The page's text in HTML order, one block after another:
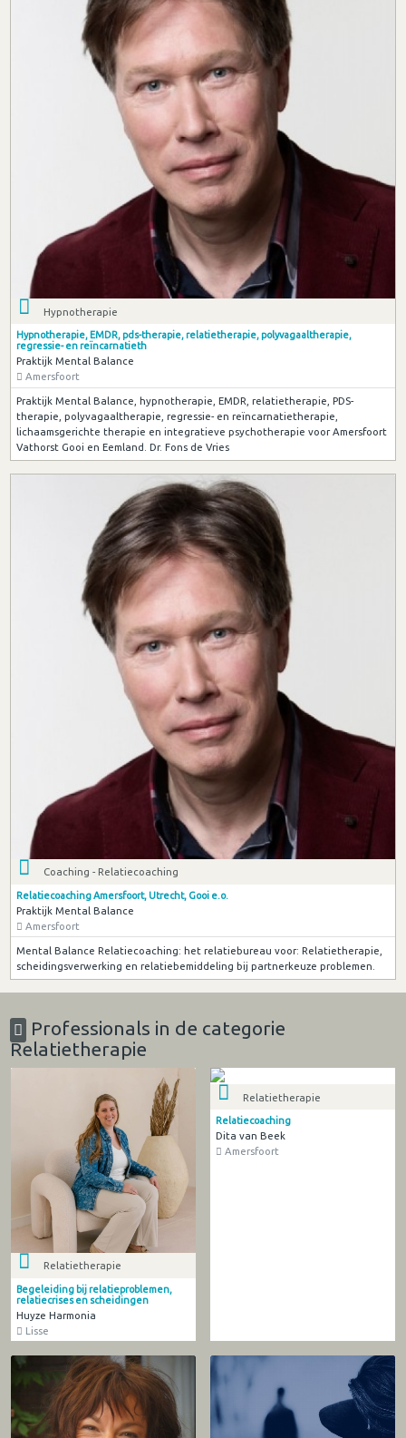
Hypnotherapie
Hypnotherapie, EMDR, pds-therapie, relatietherapie, polyvagaaltherapie,
regressie- en reïncarnatieth
Praktijk Mental Balance
Amersfoort
Praktijk Mental Balance, hypnotherapie, EMDR, relatietherapie, PDS-
therapie, polyvagaaltherapie, regressie- en reïncarnatietherapie,
lichaamsgerichte therapie en integratieve psychotherapie voor Amersfoort
Vathorst Gooi en Eemland. Dr. Fons de Vries
Coaching - Relatiecoaching
Relatiecoaching Amersfoort, Utrecht, Gooi e.o.
Praktijk Mental Balance
Amersfoort
Mental Balance Relatiecoaching: het relatiebureau voor: Relatietherapie,
scheidingsverwerking en relatiebemiddeling bij partnerkeuze problemen.
Professionals in de categorie
Relatietherapie
Relatietherapie
Begeleiding bij relatieproblemen,
relatiecrises en scheidingen
Huyze Harmonia
Lisse
Relatietherapie
Relatiecoaching
Dita van Beek
Amersfoort